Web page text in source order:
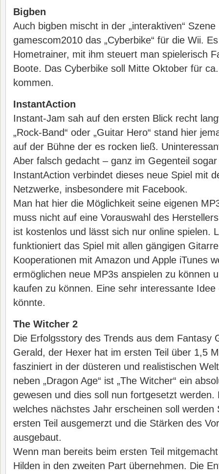
Bigben
Auch bigben mischt in der „interaktiven“
gamescom2010 das „Cyberbike“ für die Wii.
Hometrainer, mit ihm steuert man spielerisch
Boote. Das Cyberbike soll Mitte Oktober für
kommen.
InstantAction
Instant-Jam sah auf den ersten Blick recht
„Rock-Band“ oder „Guitar Hero“ stand hier
auf der Bühne der es rocken ließ.
Aber falsch gedacht – ganz im Gegenteil
InstantAction verbindet dieses neue Spiel mit
Netzwerke, insbesondere mit Facebook.
Man hat hier die Möglichkeit seine eigenen
muss nicht auf eine Vorauswahl des
ist kostenlos und lässt sich nur online spielen.
funktioniert das Spiel mit allen gängigen
Kooperationen mit Amazon und Apple iTunes
ermöglichen neue MP3s anspielen zu können
kaufen zu können. Eine sehr interessante
könnte.
The Witcher 2
Die Erfolgsstory des Trends aus dem Fantasy
Gerald, der Hexer hat im ersten Teil über 1,5
fasziniert in der düsteren und realistischen
neben „Dragon Age“ ist „The Witcher“ ein
gewesen und dies soll nun fortgesetzt werden.
welches nächstes Jahr erscheinen soll werden
ersten Teil ausgemerzt und die Stärken des
ausgebaut.
Wenn man bereits beim ersten Teil
Hilden in den zweiten Part übernehmen. Die